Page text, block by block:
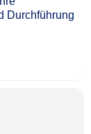
Durchführung